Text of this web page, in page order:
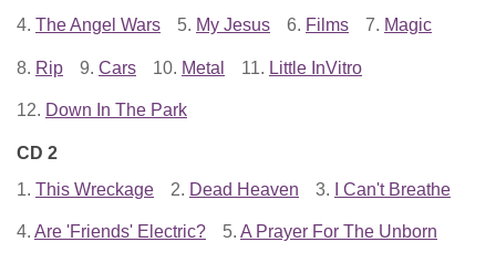
4. The Angel Wars 5. My Jesus 6. Films 7. Magic
8. Rip 9. Cars 10. Metal 11. Little InVitro
12. Down In The Park
CD 2
1. This Wreckage 2. Dead Heaven 3. I Can't Breathe
4. Are 'Friends' Electric? 5. A Prayer For The Unborn